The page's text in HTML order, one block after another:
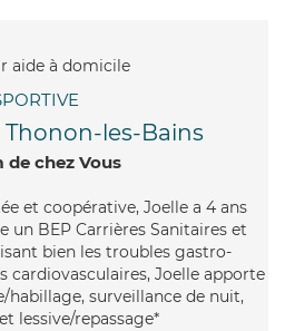
Thonon-les-Bains
de chez Vous
et coopérative, Joelle a 4 ans
un BEP Carrières Sanitaires et
bien les troubles gastro-
cardiovasculaires, Joelle apporte
habillage, surveillance de nuit,
lessive/repassage*